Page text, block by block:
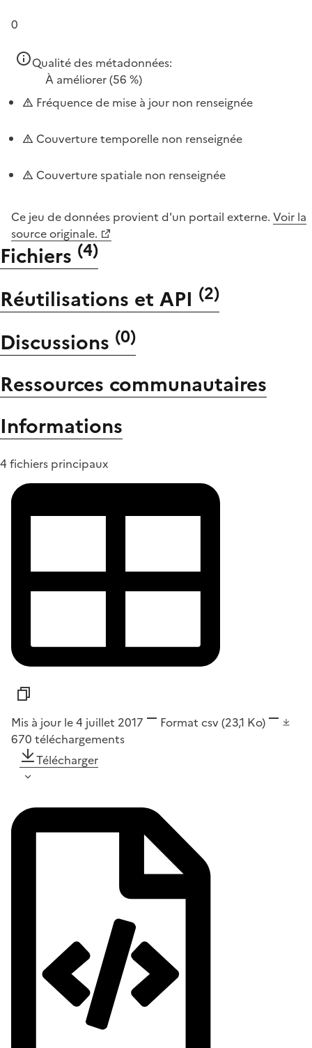
0
Qualité des métadonnées:
À améliorer(56 %)
Fréquence de mise à jour non renseignée
Couverture temporelle non renseignée
Couverture spatiale non renseignée
Ce jeu de données provient d'un portail externe. Voir la
source originale.
Fichiers (4)
Réutilisations et API (2)
Discussions (0)
Ressources communautaires
Informations
4 fichiers principaux
Mis à jour le 4 juillet 2017 Format csv(23,1 Ko)
670 téléchargements
Télécharger